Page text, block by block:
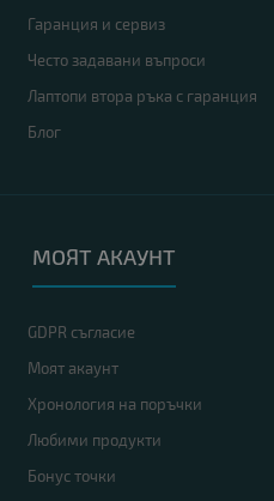
Гаранция и сервиз
Често задавани въпроси
Лаптопи втора ръка с гаранция
Блог
МОЯТ АКАУНТ
GDPR съгласие
Моят акаунт
Хронология на поръчки
Любими продукти
Бонус точки